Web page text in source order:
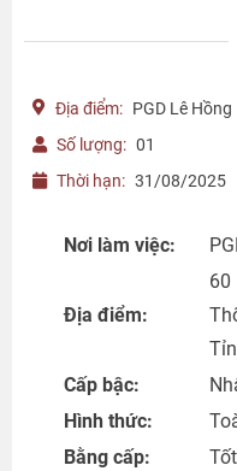
Địa điểm: PGD Lê
Số lượng: 01
Thời hạn: 31/08/2025
Nơi làm việc:
Địa điểm:
60
Cấp bậc:
Hình thức:
Bằng cấp: